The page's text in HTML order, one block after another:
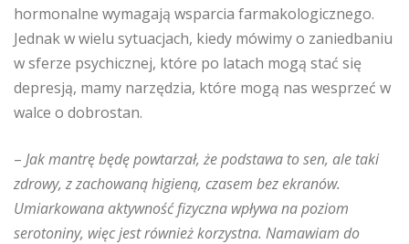
hormonalne wymagają wsparcia farmakologicznego.
Jednak w wielu sytuacjach, kiedy mówimy o zaniedbaniu
w sferze psychicznej, które po latach mogą stać się
depresją, mamy narzędzia, które mogą nas wesprzeć w
walce o dobrostan.
– Jak mantrę będę powtarzał, że podstawa to sen, ale taki
zdrowy, z zachowaną higieną, czasem bez ekranów.
Umiarkowana aktywność fizyczna wpływa na poziom
serotoniny, więc jest również korzystna. Namawiam do